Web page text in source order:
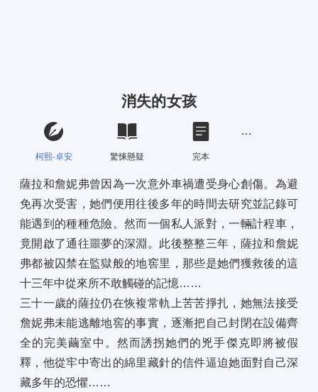
消失的女孩
柯熙·卓安 驚悚懸疑 完本
薩拉和詹妮弗曾因為一次意外車禍遭受身心創傷。為避
免再次受害，她們便用往後多年的時間去研究並記錄可
能遇到的種種危險。然而一個私人派對，一輛計程車，
竟開啟了通往噩夢的深淵。此後整整三年，薩拉和詹妮
弗都被囚禁在監獄般的地窖里，那些是她們獲救後的這
十三年中從來所不敢觸碰的記憶……
三十一歲的薩拉仍在恢複常軌上苦苦掙扎，她無法接受
詹妮弗未能逃離地窖的事實，逐漸把自己封閉在設備齊
全的完美繭室中。然而誘拐她們的兇手傑克即將被假
釋，他從牢中寄出的綿里藏針的信件逼迫她面對自己深
藏多年的恐懼……